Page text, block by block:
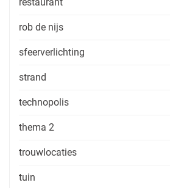
rob de nijs
sfeerverlichting
strand
technopolis
thema 2
trouwlocaties
tuin